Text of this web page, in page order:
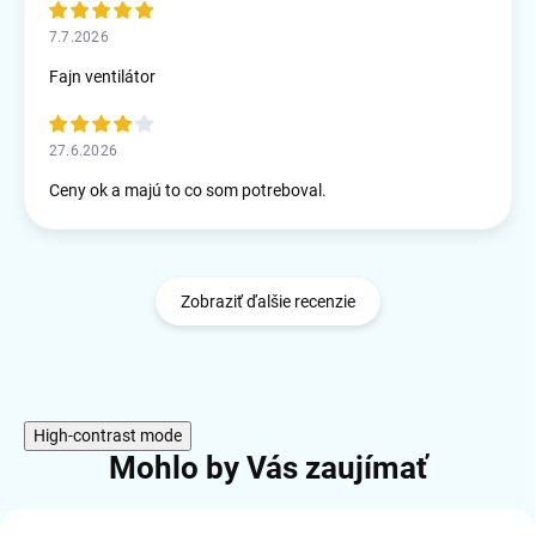
7.7.2026
Fajn ventilátor
27.6.2026
Ceny ok a majú to co som potreboval.
Zobraziť ďalšie recenzie
High-contrast mode
Mohlo by Vás zaujímať